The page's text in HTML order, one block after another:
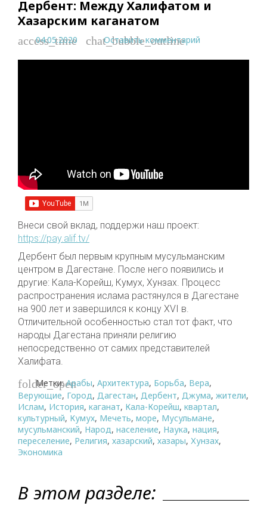
Дербент: Между Халифатом и
Хазарским каганатом
access_time
04.05.2020 chat_bubble_outline
Оставить комментарий
Внеси свой вклад, поддержи наш проект:
https://pay.alif.tv/
Дербент был первым крупным мусульманским
центром в Дагестане. После него появились и
другие: Кала-Корейш, Кумух, Хунзах. Процесс
распространения ислама растянулся в Дагестане
на 900 лет и завершился к концу XVI в.
Отличительной особенностью стал тот факт, что
народы Дагестана приняли религию
непосредственно от самих представителей
Халифата.
folder_open
Метки:Арабы, Архитектура, Борьба, Вера,
Верующие, Город, Дагестан, Дербент, Джума, жители,
Ислам, История, каганат, Кала-Корейш, квартал,
культурный, Кумух, Мечеть, море, Мусульмане,
мусульманский, Народ, население, Наука, нация,
переселение, Религия, хазарский, хазары, Хунзах,
Экономика
В этом разделе: